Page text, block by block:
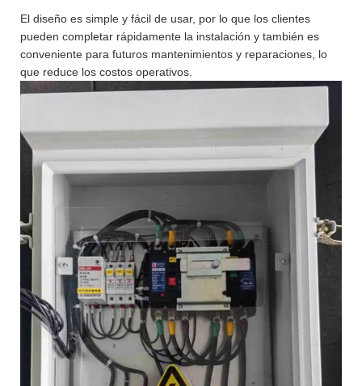
El diseño es simple y fácil de usar, por lo que los clientes
pueden completar rápidamente la instalación y también es
conveniente para futuros mantenimientos y reparaciones, lo
que reduce los costos operativos.